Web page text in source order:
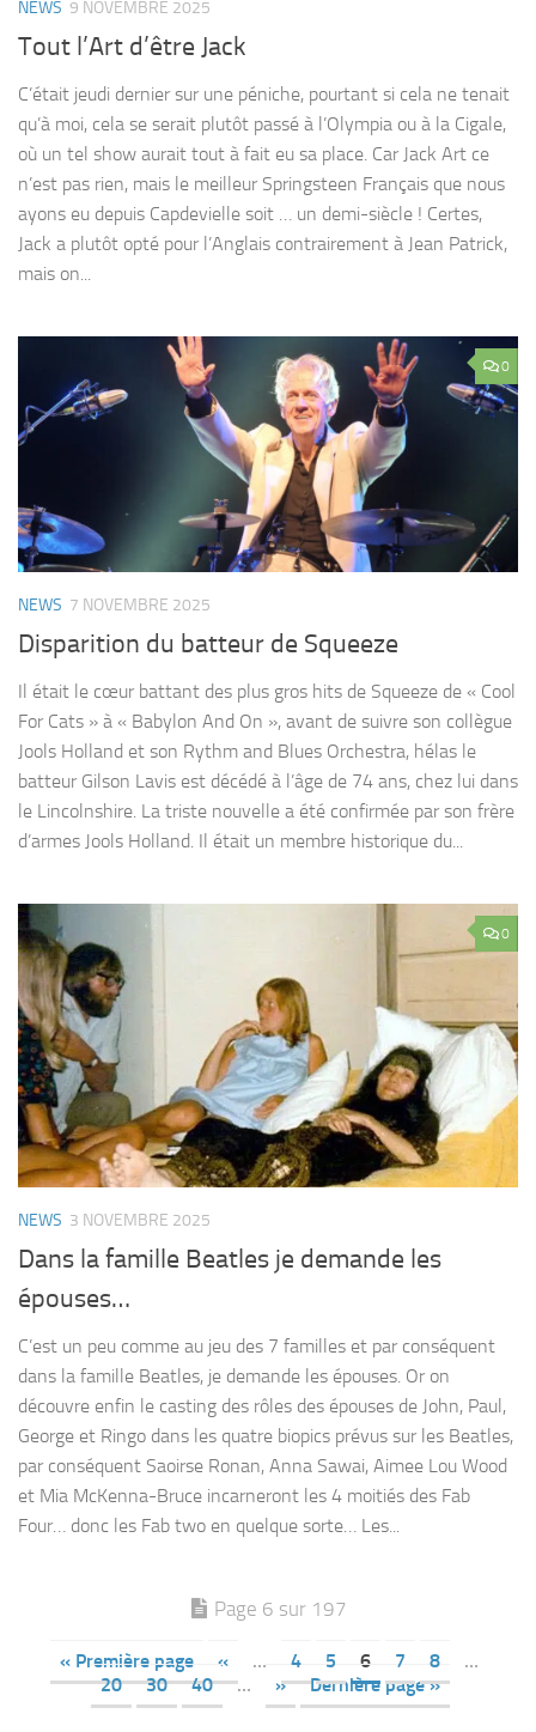
NEWS 9 NOVEMBRE 2025
Tout l’Art d’être Jack
C’était jeudi dernier sur une péniche, pourtant si cela ne tenait
qu’à moi, cela se serait plutôt passé à l’Olympia ou à la Cigale,
où un tel show aurait tout à fait eu sa place. Car Jack Art ce
n’est pas rien, mais le meilleur Springsteen Français que nous
ayons eu depuis Capdevielle soit … un demi-siècle ! Certes,
Jack a plutôt opté pour l’Anglais contrairement à Jean Patrick,
mais on...
0
NEWS 7 NOVEMBRE 2025
Disparition du batteur de Squeeze
Il était le cœur battant des plus gros hits de Squeeze de « Cool
For Cats » à « Babylon And On », avant de suivre son collègue
Jools Holland et son Rythm and Blues Orchestra, hélas le
batteur Gilson Lavis est décédé à l’âge de 74 ans, chez lui dans
le Lincolnshire. La triste nouvelle a été confirmée par son frère
d’armes Jools Holland. Il était un membre historique du...
0
NEWS 3 NOVEMBRE 2025
Dans la famille Beatles je demande les
épouses…
C’est un peu comme au jeu des 7 familles et par conséquent
dans la famille Beatles, je demande les épouses. Or on
découvre enfin le casting des rôles des épouses de John, Paul,
George et Ringo dans les quatre biopics prévus sur les Beatles,
par conséquent Saoirse Ronan, Anna Sawai, Aimee Lou Wood
et Mia McKenna-Bruce incarneront les 4 moitiés des Fab
Four… donc les Fab two en quelque sorte… Les...
Page 6 sur 197
« Première page « … 4 5 6 7 8
…
20
30 40 … » Dernière page »